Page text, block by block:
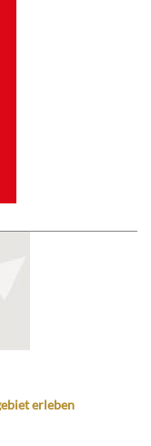
erleben